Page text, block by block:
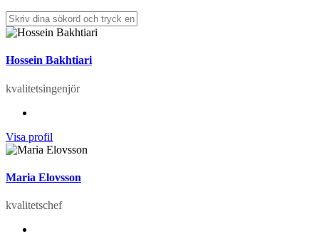
Hossein Bakhtiari
kvalitetsingenjör
Visa profil
Maria Elovsson
kvalitetschef